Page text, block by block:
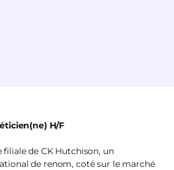
H/F
filiale de CK Hutchison, un
de renom, coté sur le marché